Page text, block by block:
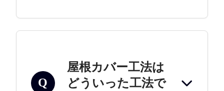
Q
屋根カバー工法は
どういった工法で